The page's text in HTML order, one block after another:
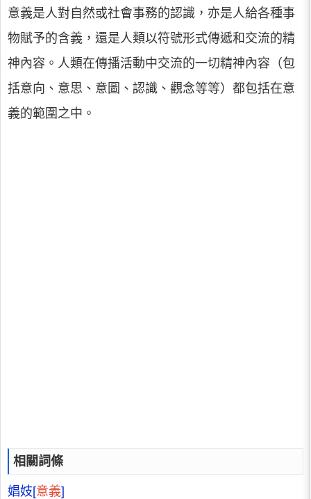
意義是人對自然或社會事務的認識，亦是人給各種事
物賦予的含義，還是人類以符號形式傳遞和交流的精
神內容。人類在傳播活動中交流的一切精神內容（包
括意向、意思、意圖、認識、觀念等等）都包括在意
義的範圍之中。
相關詞條
娼妓[意義]